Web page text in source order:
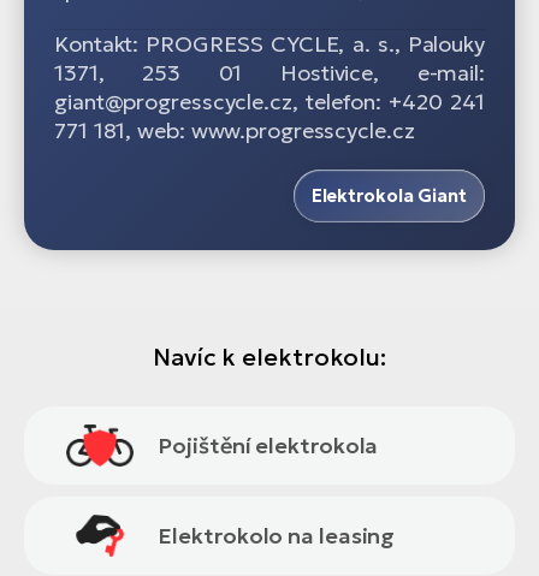
Kontakt: PROGRESS CYCLE, a. s., Palouky
1371, 253 01 Hostivice, e-mail:
giant@progresscycle.cz, telefon: +420 241
771 181, web: www.progresscycle.cz
Elektrokola Giant
Navíc k elektrokolu:
Pojištění elektrokola
Elektrokolo na leasing